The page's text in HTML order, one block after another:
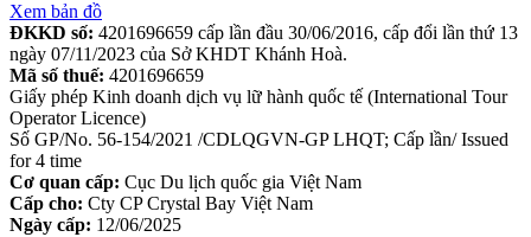
Xem bản đồ
ĐKKD số: 4201696659 cấp lần đầu 30/06/2016, cấp đổi lần thứ 13
ngày 07/11/2023 của Sở KHDT Khánh Hoà.
Mã số thuế: 4201696659
Giấy phép Kinh doanh dịch vụ lữ hành quốc tế (International Tour
Operator Licence)
Số GP/No. 56-154/2021 /CDLQGVN-GP LHQT; Cấp lần/ Issued
for 4 time
Cơ quan cấp: Cục Du lịch quốc gia Việt Nam
Cấp cho: Cty CP Crystal Bay Việt Nam
Ngày cấp: 12/06/2025